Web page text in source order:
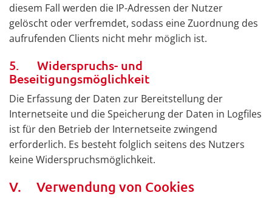
diesem Fall werden die IP-Adressen der Nutzer
gelöscht oder verfremdet, sodass eine Zuordnung des
aufrufenden Clients nicht mehr möglich ist.
5. Widerspruchs- und
Beseitigungsmöglichkeit
Die Erfassung der Daten zur Bereitstellung der
Internetseite und die Speicherung der Daten in Logfiles
ist für den Betrieb der Internetseite zwingend
erforderlich. Es besteht folglich seitens des Nutzers
keine Widerspruchsmöglichkeit.
V. Verwendung von Cookies